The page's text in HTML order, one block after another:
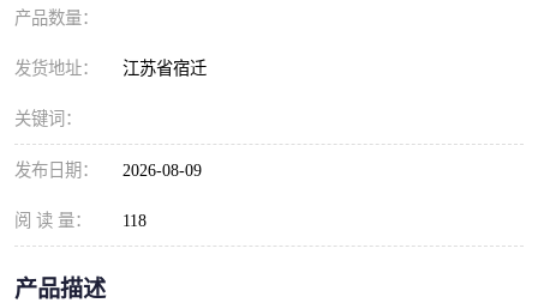
产品数量：
发货地址： 江苏省宿迁
关键词：
发布日期： 2026-08-09
阅 读 量： 118
产品描述